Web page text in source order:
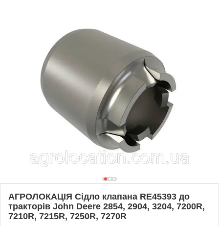
АГРОЛОКАЦІЯ Сiдло клапана RE45393 до
тракторів John Deere 2854, 2904, 3204, 7200R,
7210R, 7215R, 7250R, 7270R